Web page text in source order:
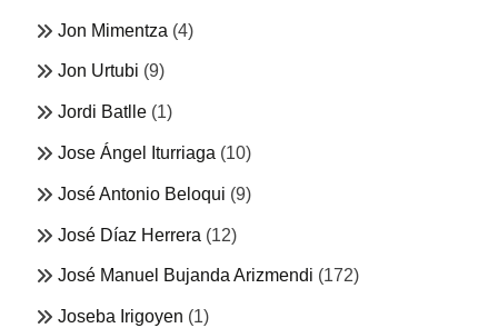
Jon Mimentza (4)
Jon Urtubi (9)
Jordi Batlle (1)
Jose Ángel Iturriaga (10)
José Antonio Beloqui (9)
José Díaz Herrera (12)
José Manuel Bujanda Arizmendi (172)
Joseba Irigoyen (1)